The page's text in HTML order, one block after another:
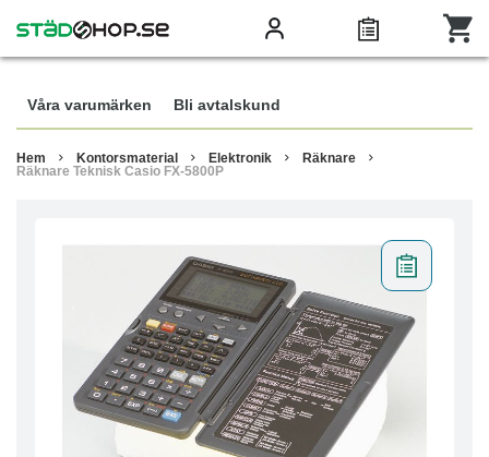
Våra varumärken Bli avtalskund
Hem Kontorsmaterial Elektronik
Räknare
Räknare Teknisk Casio FX-5800P